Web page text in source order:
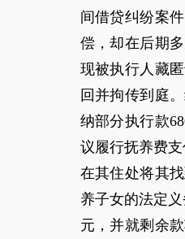
间借贷纠纷案
偿，却在后期
现被执行人藏
回并拘传到庭
纳部分执行款
议履行抚养费
在其住处将其
养子女的法定
元，并就剩余